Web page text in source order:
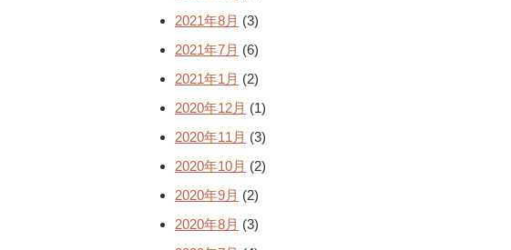
2021年8月 (3)
2021年7月 (6)
2021年1月 (2)
2020年12月 (1)
2020年11月 (3)
2020年10月 (2)
2020年9月 (2)
2020年8月 (3)